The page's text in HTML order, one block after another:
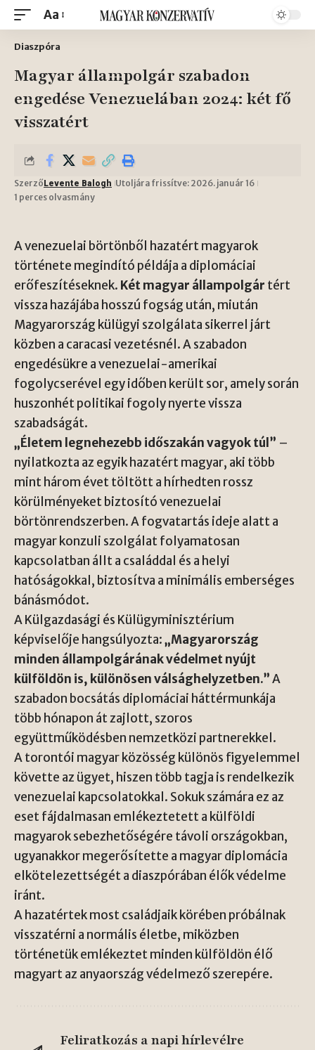
Aa
Diaszpóra
Magyar állampolgár szabadon
engedése Venezuelában 2024: két fő
visszatért
Szerző Levente Balogh Utoljára frissítve: 2026. január 16
1 perces olvasmány
A venezuelai börtönből hazatért magyarok
története megindító példája a diplomáciai
erőfeszítéseknek. Két magyar állampolgár tért
vissza hazájába hosszú fogság után, miután
Magyarország külügyi szolgálata sikerrel járt
közben a caracasi vezetésnél. A szabadon
engedésükre a venezuelai-amerikai
fogolycserével egy időben került sor, amely során
huszonhét politikai fogoly nyerte vissza
szabadságát.
„Életem legnehezebb időszakán vagyok túl” –
nyilatkozta az egyik hazatért magyar, aki több
mint három évet töltött a hírhedten rossz
körülményeket biztosító venezuelai
börtönrendszerben. A fogvatartás ideje alatt a
magyar konzuli szolgálat folyamatosan
kapcsolatban állt a családdal és a helyi
hatóságokkal, biztosítva a minimális emberséges
bánásmódot.
A Külgazdasági és Külügyminisztérium
képviselője hangsúlyozta:„Magyarország
minden állampolgárának védelmet nyújt
külföldön is, különösen válsághelyzetben.”A
szabadon bocsátás diplomáciai háttérmunkája
több hónapon át zajlott, szoros
együttműködésben nemzetközi partnerekkel.
A torontói magyar közösség különös figyelemmel
követte az ügyet, hiszen több tagja is rendelkezik
venezuelai kapcsolatokkal. Sokuk számára ez az
eset fájdalmasan emlékeztetett a külföldi
magyarok sebezhetőségére távoli országokban,
ugyanakkor megerősítette a magyar diplomácia
elkötelezettségét a diaszpórában élők védelme
iránt.
A hazatértek most családjaik körében próbálnak
visszatérni a normális életbe, miközben
történetük emlékeztet minden külföldön élő
magyart az anyaország védelmező szerepére.
Feliratkozás a napi hírlevélre